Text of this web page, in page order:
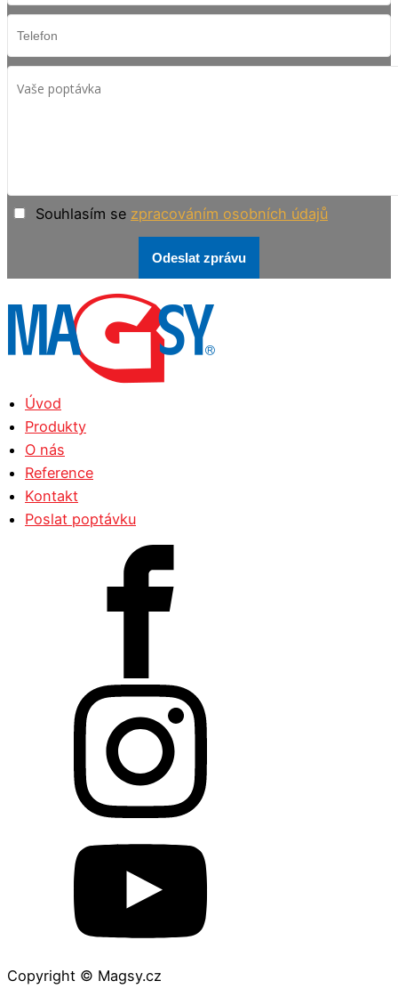
Souhlasím se zpracováním osobních údajů
Odeslat zprávu
Úvod
Produkty
O nás
Reference
Kontakt
Poslat poptávku
Copyright © Magsy.cz